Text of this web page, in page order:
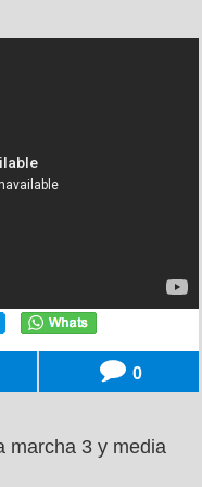
0
marcha 3 y media